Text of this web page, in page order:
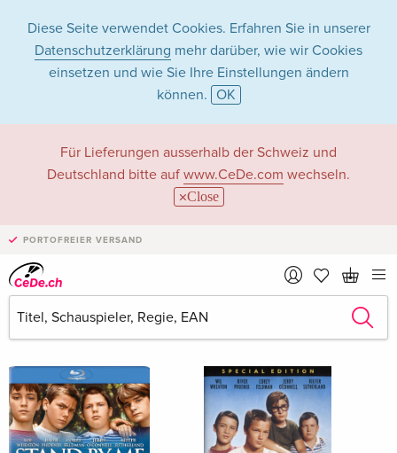
Diese Seite verwendet Cookies. Erfahren Sie in unserer
Datenschutzerklärung mehr darüber, wie wir Cookies
einsetzen und wie Sie Ihre Einstellungen ändern
können. OK
Für Lieferungen ausserhalb der Schweiz und
Deutschland bitte auf www.CeDe.com wechseln.
Close
PORTOFREIER VERSAND
Jerry O'Connell in
Filme - Alle Formate
Jerry O'Connell als Schauspieler/in
Alle 199 Treffer anzeigen